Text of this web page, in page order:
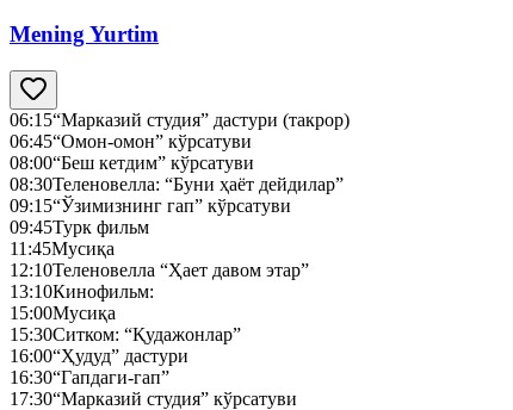
Mening Yurtim
06:15“Марказий студия” дастури (такрор)
06:45“Омон-омон” кўрсатуви
08:00“Беш кетдим” кўрсатуви
08:30Теленовелла: “Буни ҳаёт дейдилар”
09:15“Ўзимизнинг гап” кўрсатуви
09:45Турк фильм
11:45Мусиқа
12:10Теленовелла “Ҳает давом этар”
13:10Кинофильм:
15:00Мусиқа
15:30Ситком: “Қудажонлар”
16:00“Ҳудуд” дастури
16:30“Гапдаги-гап”
17:30“Марказий студия” кўрсатуви